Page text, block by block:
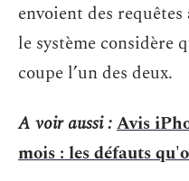
envoient des
le système considère
coupe l’un des deux.
A voir aussi :Avis
mois : les défauts